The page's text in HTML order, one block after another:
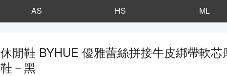
AS HS ML
休閒鞋 BYHUE 優雅蕾絲拼接牛皮綁帶軟芯
鞋－黑